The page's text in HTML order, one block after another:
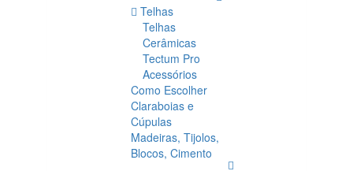
Telhas
Telhas
Cerâmicas
Tectum Pro
Acessórios
Como Escolher
Claraboias e
Cúpulas
Madeiras, Tijolos,
Blocos, Cimento